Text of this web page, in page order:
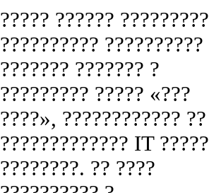
????? ?????? ?????????
?????????? ??????????
??????? ??????? ?
????????? ????? «???
????», ???????????? ??
????????????? IT ?????
????????. ?? ????